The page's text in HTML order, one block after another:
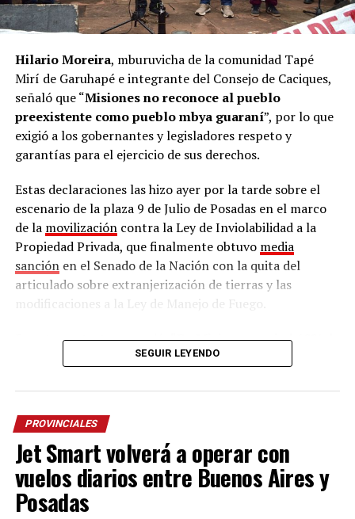
Hilario Moreira, mburuvicha de la comunidad Tapé
Mirí de Garuhapé e integrante del Consejo de Caciques,
señaló que “Misiones no reconoce al pueblo
preexistente como pueblo mbya guaraní”, por lo que
exigió a los gobernantes y legisladores respeto y
garantías para el ejercicio de sus derechos.
Estas declaraciones las hizo ayer por la tarde sobre el
escenario de la plaza 9 de Julio de Posadas en el marco
de la movilizacióncontra la Ley de Inviolabilidad a la
Propiedad Privada, que finalmente obtuvo media
sanciónen el Senado de la Nación con la quita del
articulado sobre extranjerización de tierras y las
modificaciones a la Ley de Manejo de Fuego.
En este contexto, recordó: “En Misiones casi el 60% de
las comunidades no tiene título de propiedad
somos los que más sufrimos desde el siglo pasado. Nos
ponen a Andresito como prócer, pero en la actualidad
tampoco hay garantías de derechos, no somos
respetados como pueblo,somos expulsados de
nuestra propia casa”.
De esta manera, apuntó contra la falta de garantías en
SEGUIR LEYENDO
PROVINCIALES
Jet Smart volverá a operar con
vuelos diarios entre Buenos Aires y
Posadas